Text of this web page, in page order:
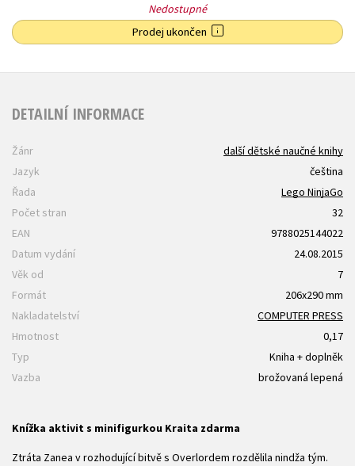
Nedostupné
Prodej ukončen
DETAILNÍ INFORMACE
Žánr
další dětské naučné knihy
Jazyk
čeština
Řada
Lego NinjaGo
Počet stran
32
EAN
9788025144022
Datum vydání
24.08.2015
Věk od
7
Formát
206x290 mm
Nakladatelství
COMPUTER PRESS
Hmotnost
0,17
Typ
Kniha + doplněk
Vazba
brožovaná lepená
Knížka aktivit s minifigurkou Kraita zdarma
Ztráta Zanea v rozhodující bitvě s Overlordem rozdělila nindža tým.